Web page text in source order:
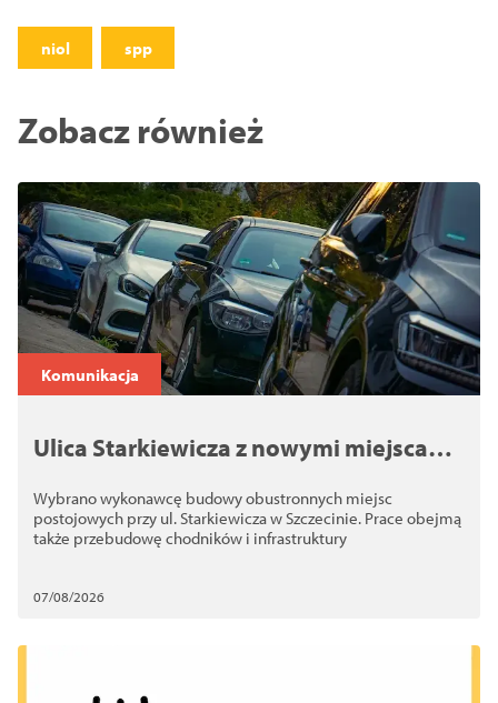
niol spp
Zobacz również
Komunikacja
Ulica Starkiewicza z nowymi miejscami
inwestycji
Wybrano wykonawcę budowy obustronnych miejsc
postojowych przy ul. Starkiewicza w Szczecinie. Prace obejmą
także przebudowę chodników i infrastruktury
07/08/2026